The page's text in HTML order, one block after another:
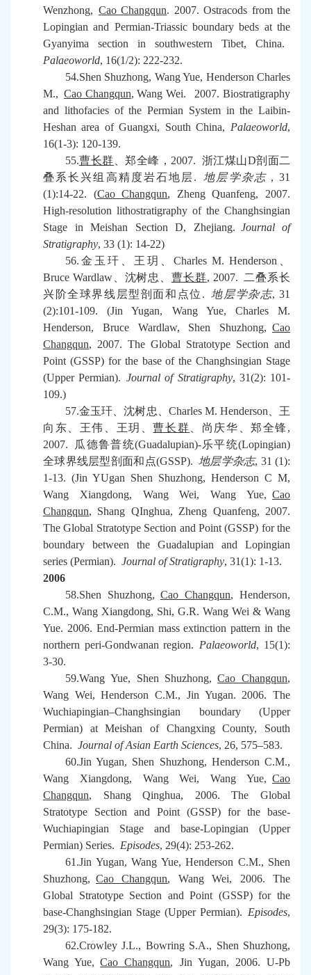
Wenzhong, Cao Changqun. 2007. Ostracods from the
Lopingian and Permian-Triassic boundary beds at the
Gyanyima section in southwestern Tibet, China.
Palaeoworld, 16(1/2): 222-232.
54.Shen Shuzhong, Wang Yue, Henderson Charles
M., Cao Changqun, Wang Wei. 2007. Biostratigraphy
and lithofacies of the Permian System in the Laibin-
Heshan area of Guangxi, South China, Palaeoworld,
16(1-3): 120-139.
55.曹长群 、郑全峰， 2007. 浙江煤山D剖面二
叠系长兴组高精度岩石地层. 地层学杂志，31
(1):14-22. (Cao Changqun, Zheng Quanfeng, 2007.
High-resolution lithostratigraphy of the Changhsingian
Stage in Meishan Section D, Zhejiang. Journal of
Stratigraphy, 33 (1): 14-22)
56. 金玉玕、王玥、 Charles M. Henderson
Bruce Wardlaw、沈树忠、曹长群, 2007.
二叠系长
兴阶全球界线层型剖面和点位 . 地层学杂志, 31
(2):101-109. (Jin Yugan, Wang Yue, Charles M.
Henderson, Bruce Wardlaw, Shen Shuzhong, Cao
Changqun, 2007. The Global Stratotype Section and
Point (GSSP) for the base of the Changhsingian Stage
(Upper Permian).Journal of Stratigraphy, 31(2): 101-
109.)
57.金玉玕、沈树忠、 Charles M. Henderson 、王
向东、王伟、王玥、曹长群 、尚庆华、郑全锋 ,
2007.
瓜德鲁普统(Guadalupian)-乐平统(Lopingian)
全球界线层型剖面和点(GSSP). 地层学杂志, 31 (1):
1-13. (Jin YUgan Shen Shuzhong, Henderson C M,
Wang Xiangdong, Wang Wei, Wang Yue, Cao
Changqun, Shang QInghua, Zheng Quanfeng, 2007.
The Global Stratotype Section and Point (GSSP) for the
boundary between the Guadalupian and Lopingian
series (Permian). Journal of Stratigraphy, 31(1): 1-13.
2006
58.Shen Shuzhong, Cao Changqun, Henderson,
C.M., Wang Xiangdong, Shi, G.R. Wang Wei & Wang
Yue. 2006. End-Permian mass extinction pattern in the
northern peri-Gondwanan region. Palaeoworld, 15(1):
3-30.
59.Wang Yue, Shen Shuzhong,Cao Changqun,
Wang Wei, Henderson C.M., Jin Yugan. 2006. The
Wuchiapingian–Changhsingian boundary (Upper
Permian) at Meishan of Changxing County, South
China. Journal of Asian Earth Sciences, 26, 575–583.
60.Jin Yugan, Shen Shuzhong, Henderson C.M.,
Wang Xiangdong, Wang Wei, Wang Yue, Cao
Changqun, Shang Qinghua, 2006. The Global
Stratotype Section and Point (GSSP) for the base-
Wuchiapingian Stage and base-Lopingian (Upper
Permian) Series. Episodes, 29(4): 253-262.
61.Jin Yugan, Wang Yue, Henderson C.M., Shen
Shuzhong, Cao Changqun, Wang Wei, 2006. The
Global Stratotype Section and Point (GSSP) for the
base-Changhsingian Stage (Upper Permian). Episodes,
29(3): 175-182.
62.Crowley J.L., Bowring S.A., Shen Shuzhong,
Wang Yue,Cao Changqun, Jin Yugan, 2006. U-Pb